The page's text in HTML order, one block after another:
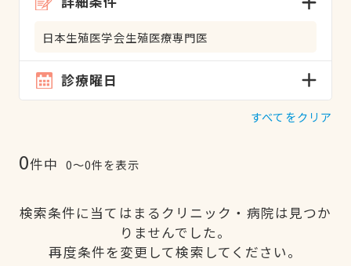
日本生殖医学会生殖医療専門医
診療曜日
すべてをクリア
0件中 0〜0件を表示
検索条件に当てはまるクリニック・病院は見つか
りませんでした。
再度条件を変更して検索してください。